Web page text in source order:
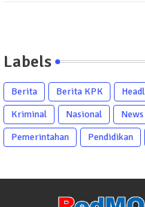
Labels
Berita Berita KPK
Kriminal
Nasional News
Pemerintahan
Pendidikan